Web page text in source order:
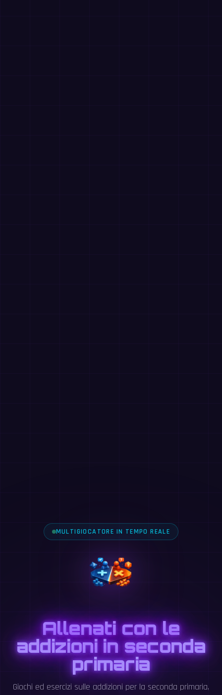
MULTIGIOCATORE IN TEMPO REALE
Allenati con le
addizioni in seconda
primaria
Giochi ed esercizi sulle addizioni per la seconda primaria,